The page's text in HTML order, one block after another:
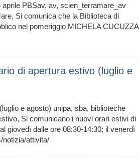
PBSav, av, scien_terramare_av
Si comunica che la Biblioteca di
nel pomeriggio MICHELA CUCUZZA
di apertura estivo (luglio e
e agosto) unipa, sba, biblioteche
Si comunicano i nuovi orari estivi di
giovedì dalle ore 08:30-14:30; il venerdì
notizia/attivita/